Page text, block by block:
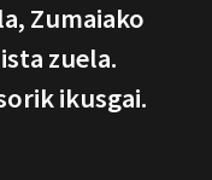
Zumaiako
zuela.
ikusgai.